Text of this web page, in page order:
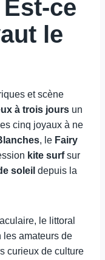
ce
le
et scène
à trois jours un
cinq joyaux à ne
, le Fairy
kite surfsur
soleil depuis la
le littoral
amateurs de
curieux de culture